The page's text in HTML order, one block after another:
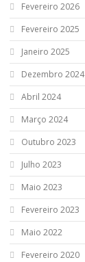
Fevereiro 2026
Fevereiro 2025
Janeiro 2025
Dezembro 2024
Abril 2024
Março 2024
Outubro 2023
Julho 2023
Maio 2023
Fevereiro 2023
Maio 2022
Fevereiro 2020